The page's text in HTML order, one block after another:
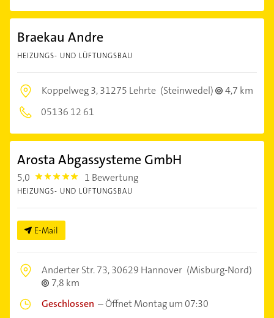
Braekau Andre
HEIZUNGS- UND LÜFTUNGSBAU
Koppelweg 3,31275 Lehrte (Steinwedel)
4,7 km
05136 12 61
Arosta Abgassysteme GmbH
5,0 5.0 1 Bewertung
HEIZUNGS- UND LÜFTUNGSBAU
E-Mail
Anderter Str. 73,30629 Hannover (Misburg-Nord)
7,8 km
Geschlossen –Öffnet Montag um 07:30